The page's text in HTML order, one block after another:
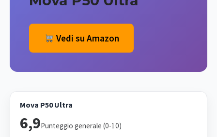
Vedi su Amazon
Mova P50 Ultra
6,9Punteggio generale (0-10)